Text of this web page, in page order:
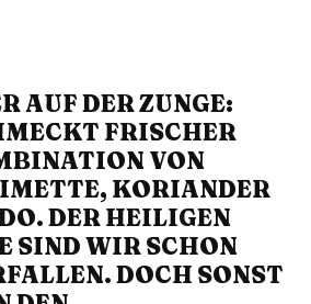
AUF DER ZUNGE:
FRISCHER
VON
KORIANDER
DER HEILIGEN
SIND WIR SCHON
DOCH SONST